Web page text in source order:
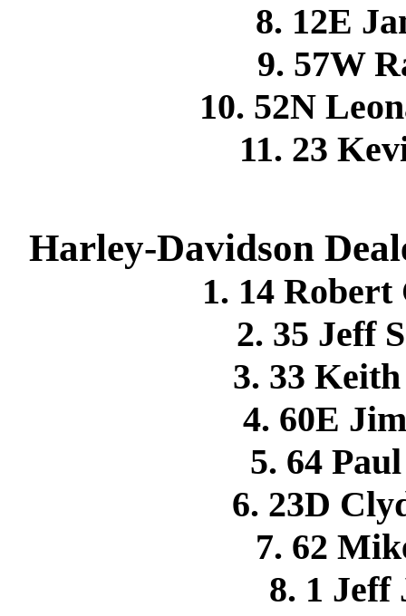
8. 12E
9. 57W
10. 52N
11. 23
Harley-Davidson
1. 14
2. 35 Jeff
3. 33
4. 60E
5. 64
6. 23D
7. 62
8. 1